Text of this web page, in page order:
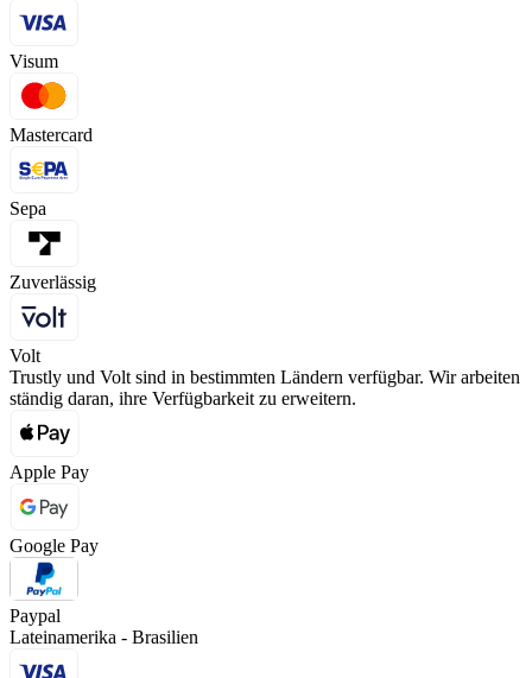
Visum
Mastercard
Sepa
Zuverlässig
Volt
Trustly und Volt sind in bestimmten Ländern verfügbar. Wir arbeiten
ständig daran, ihre Verfügbarkeit zu erweitern.
Apple Pay
Google Pay
Paypal
Lateinamerika - Brasilien